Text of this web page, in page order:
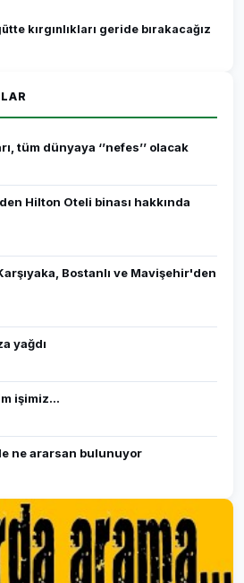
kırgınlıkları geride bırakacağız
tüm dünyaya ‘’nefes’’ olacak
Hilton Oteli binası hakkında
Bostanlı ve Mavişehir'den
yağdı
işimiz...
ne ararsan bulunuyor